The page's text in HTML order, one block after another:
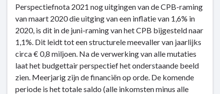
Inleiding
Perspectiefnota 2021 nog uitgingen van de CPB-raming
van maart 2020 die uitging van een inflatie van 1,6% in
2020, is dit in de juni-raming van het CPB bijgesteld naar
1,1%. Dit leidt tot een structurele meevaller van jaarlijks
circa € 0,8 miljoen. Na de verwerking van alle mutaties
laat het budgettair perspectief het onderstaande beeld
zien. Meerjarig zijn de financiën op orde. De komende
periode is het totale saldo (alle inkomsten minus alle